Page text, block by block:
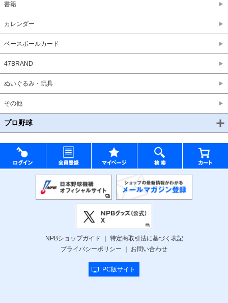
書籍
カレンダー
ベースボールカード
47BRAND
ぬいぐるみ・玩具
その他
プロ野球
NPBショップガイド
特定商取引法に基づく表記
プライバシーポリシー
お問い合わせ
PC版サイト